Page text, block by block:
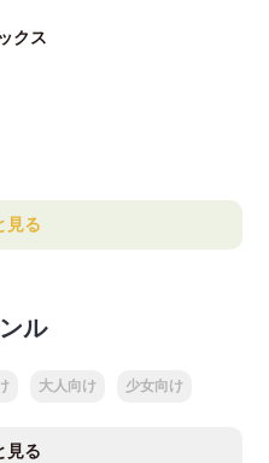
クス
見る
ル
大人向け 少女向け
見る